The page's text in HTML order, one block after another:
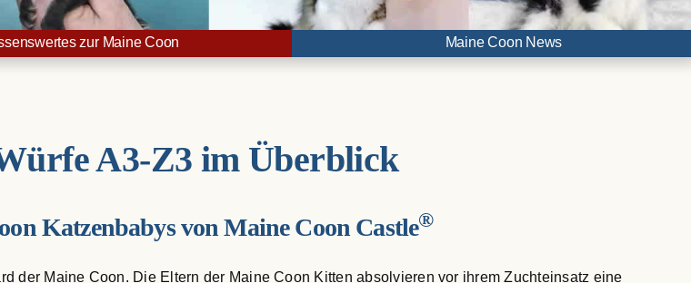
zur Maine Coon Maine Coon News
A3-Z3 im Überblick
Katzenbabys von Maine Coon Castle®
der Maine Coon. Die Eltern der Maine Coon Kitten absolvieren vor ihrem Zuchteinsatz eine